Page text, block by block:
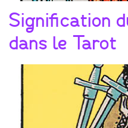
Signification
dans le Tarot